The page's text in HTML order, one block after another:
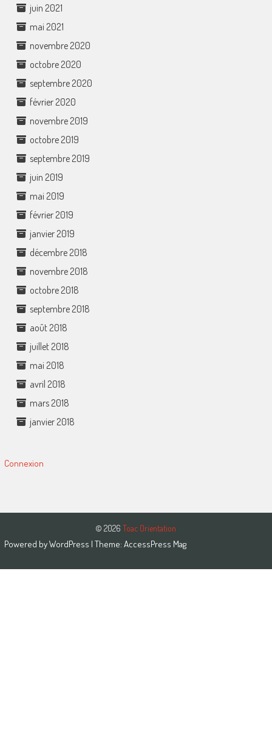
juin 2021
mai 2021
novembre 2020
octobre 2020
septembre 2020
février 2020
novembre 2019
octobre 2019
septembre 2019
juin 2019
mai 2019
février 2019
janvier 2019
décembre 2018
novembre 2018
octobre 2018
septembre 2018
août 2018
juillet 2018
mai 2018
avril 2018
mars 2018
janvier 2018
Connexion
© 2026 Toac Orientation
Powered byWordPress | Theme: AccessPress Mag